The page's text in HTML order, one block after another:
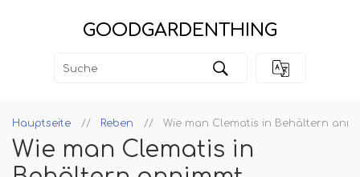
GOODGARDENTHING
Hauptseite Reben Wie man Clematis in Behältern
Wie man Clematis in